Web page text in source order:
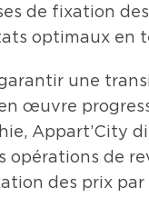
de fixation
optimaux en
une
œuvre
Appart’City
opérations de
des prix par